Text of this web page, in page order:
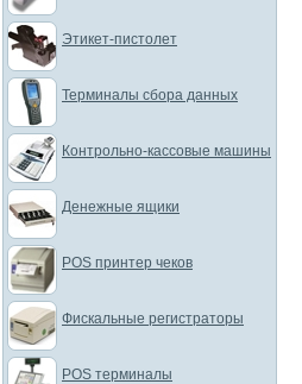
Этикет-пистолет
Терминалы сбора данных
Контрольно-кассовые машины
Денежные ящики
POS принтер чеков
Фискальные регистраторы
POS терминалы